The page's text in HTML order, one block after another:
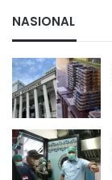
NASIONAL